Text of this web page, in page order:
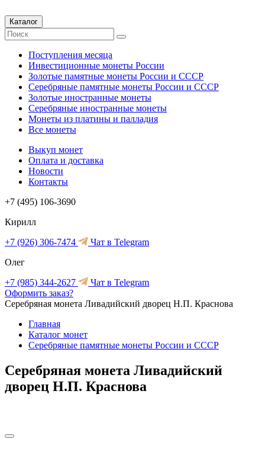
Каталог
Поступления месяца
Инвестиционные монеты России
Золотые памятные монеты России и СССР
Серебряные памятные монеты России и СССР
Золотые иностранные монеты
Серебряные иностранные монеты
Монеты из платины и палладия
Все монеты
Выкуп монет
Оплата и доставка
Новости
Контакты
+7 (495) 106-3690
Кирилл
+7 (926) 306-7474
Чат в Telegram
Олег
+7 (985) 344-2627
Чат в Telegram
Оформить заказ?
Серебряная монета Ливадийский дворец Н.П. Краснова
Главная
Каталог монет
Серебряные памятные монеты России и СССР
Серебряная монета Ливадийский
дворец Н.П. Краснова